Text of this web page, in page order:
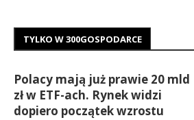
TYLKO W 300GOSPODARCE
Polacy mają już prawie 20 mld
zł w ETF-ach. Rynek widzi
dopiero początek wzrostu